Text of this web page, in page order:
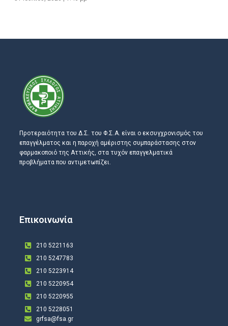
Προτεραιότητα του Δ.Σ. του Φ.Σ.Α. είναι ο εκσυγχρονισμός του
επαγγέλματος και η παροχή αμέριστης συμπαράστασης στον
φαρμακοποιό της Αττικής, στα τυχόν επαγγελματικά
προβλήματα που αντιμετωπίζει.
Επικοινωνία
210 5221163
210 5247783
210 5223914
210 5220954
210 5220955
210 5228051
grfsa@fsa.gr